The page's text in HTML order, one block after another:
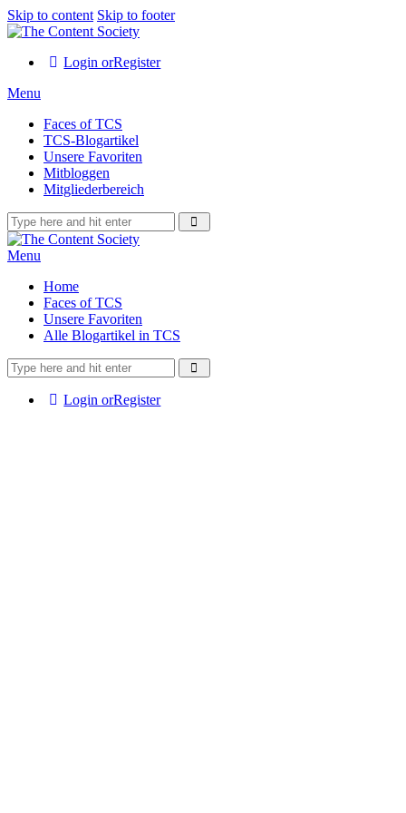
Skip to content Skip to footer
Login orRegister
Menu
Faces of TCS
TCS-Blogartikel
Unsere Favoriten
Mitbloggen
Mitgliederbereich
Menu
Home
Faces of TCS
Unsere Favoriten
Alle Blogartikel in TCS
Login orRegister